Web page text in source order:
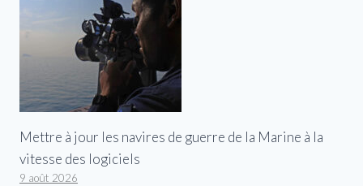
Mettre à jour les navires de guerre de la Marine à la
vitesse des logiciels
9 août 2026